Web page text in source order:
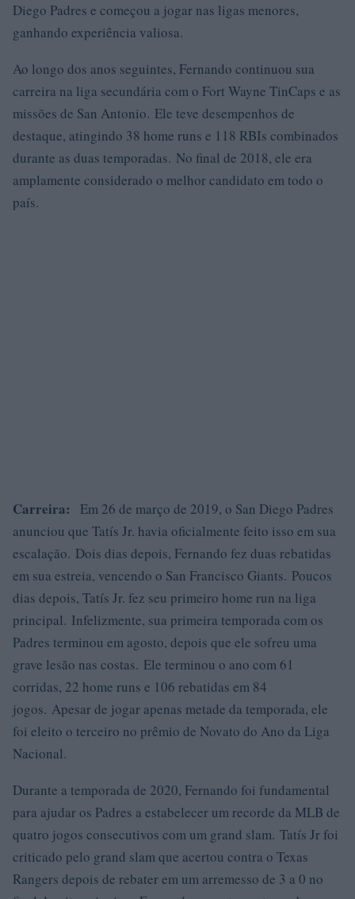
Diego Padres e começou a jogar nas ligas menores,
ganhando experiência valiosa.
Ao longo dos anos seguintes, Fernando continuou sua
carreira na liga secundária com o Fort Wayne TinCaps e as
missões de San Antonio. Ele teve desempenhos de
destaque, atingindo 38 home runs e 118 RBIs combinados
durante as duas temporadas. No final de 2018, ele era
amplamente considerado o melhor candidato em todo o
país.
Carreira:
Em 26 de março de 2019, o San Diego Padres
anunciou que Tatís Jr. havia oficialmente feito isso em sua
escalação. Dois dias depois, Fernando fez duas rebatidas
em sua estreia, vencendo o San Francisco Giants. Poucos
dias depois, Tatís Jr. fez seu primeiro home run na liga
principal. Infelizmente, sua primeira temporada com os
Padres terminou em agosto, depois que ele sofreu uma
grave lesão nas costas. Ele terminou o ano com 61
corridas, 22 home runs e 106 rebatidas em 84
jogos. Apesar de jogar apenas metade da temporada, ele
foi eleito o terceiro no prêmio de Novato do Ano da Liga
Nacional.
Durante a temporada de 2020, Fernando foi fundamental
para ajudar os Padres a estabelecer um recorde da MLB de
quatro jogos consecutivos com um grand slam. Tatís Jr foi
criticado pelo grand slam que acertou contra o Texas
Rangers depois de rebater em um arremesso de 3 a 0 no